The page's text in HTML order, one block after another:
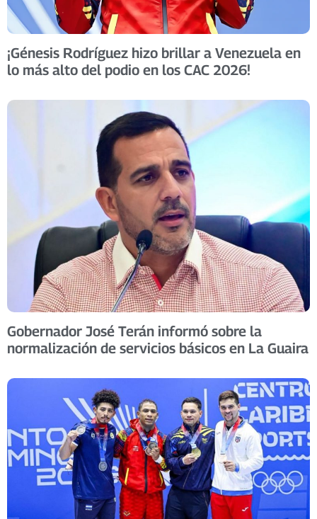
​¡Génesis Rodríguez hizo brillar a Venezuela en
lo más alto del podio en los CAC 2026! ​
Gobernador José Terán informó sobre la
normalización de servicios básicos en La Guaira